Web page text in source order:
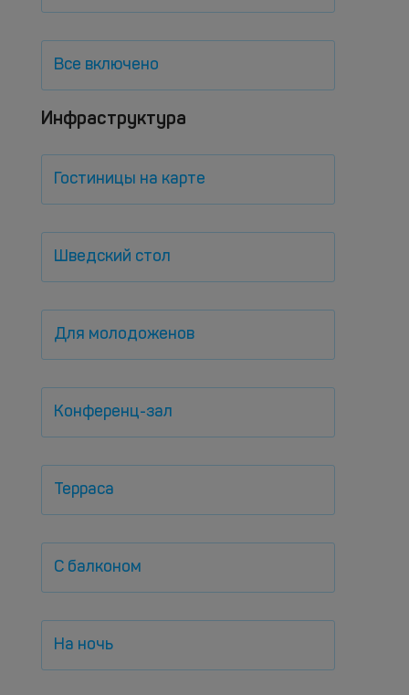
Все включено
Инфраструктура
Гостиницы на карте
Шведский стол
Для молодоженов
Конференц-зал
Терраса
С балконом
На ночь